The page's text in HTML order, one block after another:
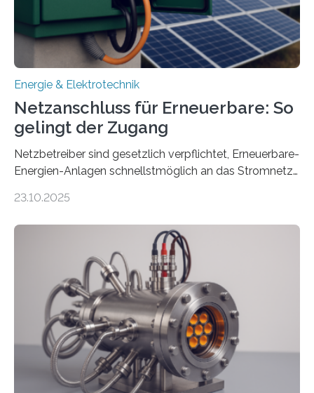
Ministerium für Umwelt, Klima und…
Energie & Elektrotechnik
Netzanschluss für Erneuerbare: So
gelingt der Zugang
Netzbetreiber sind gesetzlich verpflichtet, Erneuerbare-
Energien-Anlagen schnellstmöglich an das Stromnetz
ermöglichen. Doch der dafür nötige Netzausbau hinkt
einem „Anschlussstau“. Die Stiftung
Umweltenergierecht hat den Rechtsrahmen in einem
neuen Bericht für die Praxis eingeordnet – inklusive der
Rolle von flexiblen Netzanschlussvereinbarungen. Der
Netzanschluss von Erneuerbare-Energien-Anlagen
(EE-Anlagen) ist entscheidend für die Energiewende.
Denn ohne Anschluss an das Netz kann kein Strom
eingespeist werden. Nach dem Erneuerbare-Energien-
Gesetz (EEG) sind Netzbetreiber…
23.10.2025